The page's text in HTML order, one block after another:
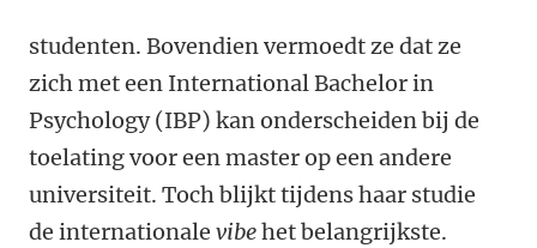
studenten. Bovendien vermoedt ze dat ze
zich met een International Bachelor in
Psychology (IBP) kan onderscheiden bij de
toelating voor een master op een andere
universiteit. Toch blijkt tijdens haar studie
de internationale vibehet belangrijkste.